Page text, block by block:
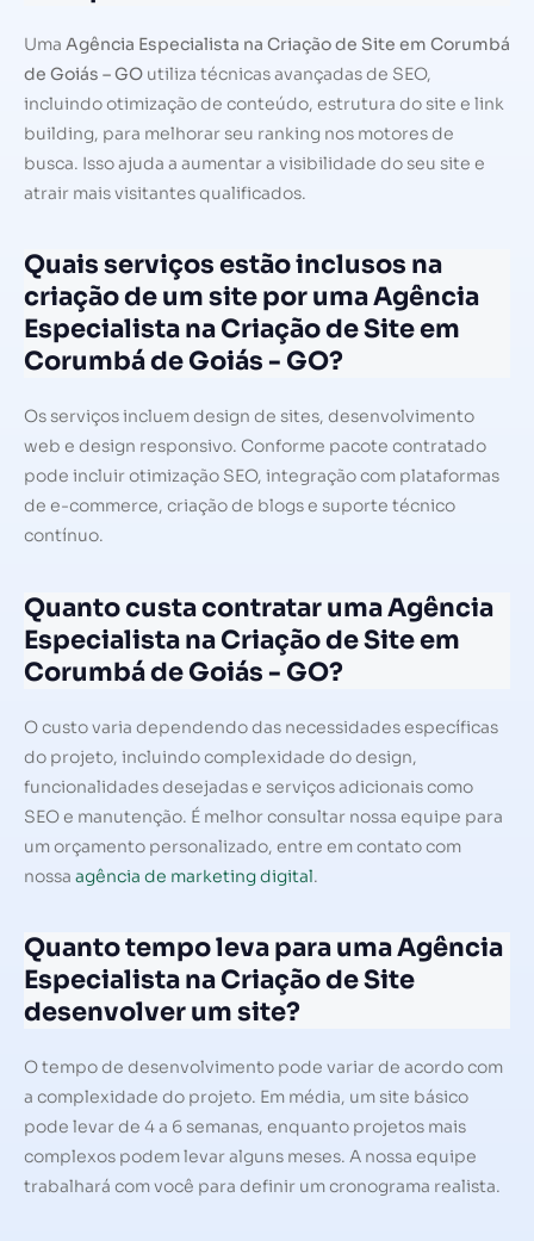
Uma Agência Especialista na Criação de Site em Corumbá
de Goiás – GO utiliza técnicas avançadas de SEO,
incluindo otimização de conteúdo, estrutura do site e link
building, para melhorar seu ranking nos motores de
busca. Isso ajuda a aumentar a visibilidade do seu site e
atrair mais visitantes qualificados.
Quais serviços estão inclusos na
criação de um site por uma Agência
Especialista na Criação de Site em
Corumbá de Goiás - GO?
Os serviços incluem design de sites, desenvolvimento
web e design responsivo. Conforme pacote contratado
pode incluir otimização SEO, integração com plataformas
de e-commerce, criação de blogs e suporte técnico
contínuo.
Quanto custa contratar uma Agência
Especialista na Criação de Site em
Corumbá de Goiás - GO?
O custo varia dependendo das necessidades específicas
do projeto, incluindo complexidade do design,
funcionalidades desejadas e serviços adicionais como
SEO e manutenção. É melhor consultar nossa equipe para
um orçamento personalizado, entre em contato com
nossa agência de marketing digital.
Quanto tempo leva para uma Agência
Especialista na Criação de Site
desenvolver um site?
O tempo de desenvolvimento pode variar de acordo com
a complexidade do projeto. Em média, um site básico
pode levar de 4 a 6 semanas, enquanto projetos mais
complexos podem levar alguns meses. A nossa equipe
trabalhará com você para definir um cronograma realista.